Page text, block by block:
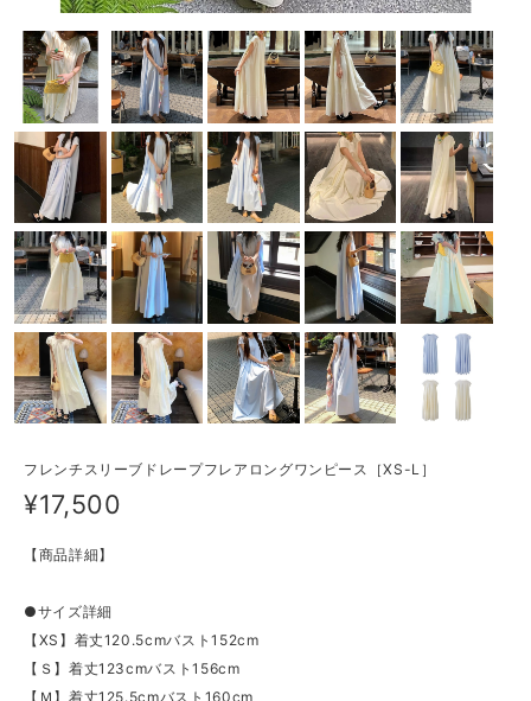
フレンチスリーブドレープフレアロングワンピース［XS-L］
¥17,500
【商品詳細】
●サイズ詳細
【XS】着丈120.5cmバスト152cm
【Ｓ】着丈123cmバスト156cm
【Ｍ】着丈125.5cmバスト160cm